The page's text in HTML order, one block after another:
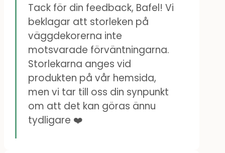
Tack för din feedback, Bafel! Vi
beklagar att storleken på
väggdekorerna inte
motsvarade förväntningarna.
Storlekarna anges vid
produkten på vår hemsida,
men vi tar till oss din synpunkt
om att det kan göras ännu
tydligare ❤️